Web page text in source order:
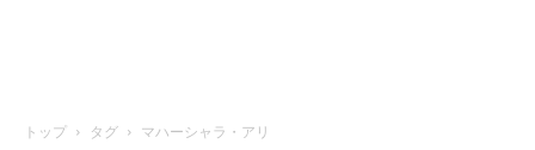
トップ タグ マハーシャラ・アリ